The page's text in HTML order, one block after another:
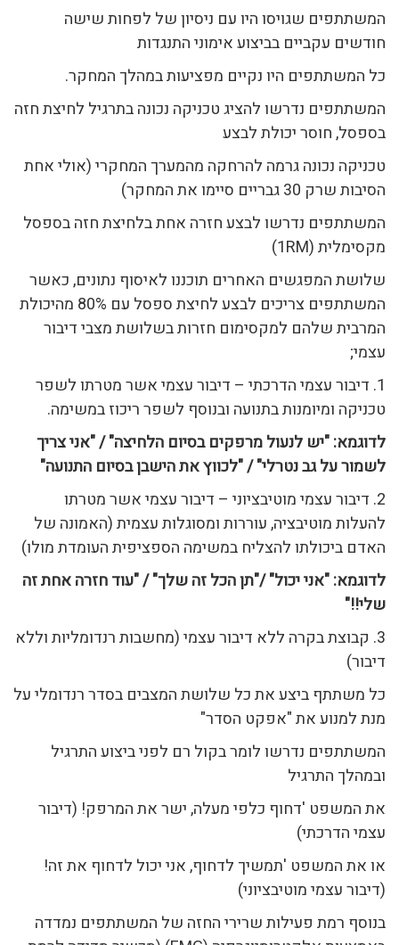
המשתתפים שגויסו היו עם ניסיון של לפחות שישה
חודשים עקביים בביצוע אימוני התנגדות
כל המשתתפים היו נקיים מפציעות במהלך המחקר.
המשתתפים נדרשו להציג טכניקה נכונה בתרגיל לחיצת חזה
בספסל, חוסר יכולת לבצע
טכניקה נכונה גרמה להרחקה מהמערך המחקרי (אולי אחת
הסיבות שרק 30 גבריים סיימו את המחקר)
המשתתפים נדרשו לבצע חזרה אחת בלחיצת חזה בספסל
מקסימלית (1RM)
שלושת המפגשים האחרים תוכננו לאיסוף נתונים, כאשר
המשתתפים צריכים לבצע לחיצת ספסל עם 80% מהיכולת
המרבית שלהם למקסימום חזרות בשלושת מצבי דיבור
עצמי;
1. דיבור עצמי הדרכתי – דיבור עצמי אשר מטרתו לשפר
טכניקה ומיומנות בתנועה ובנוסף לשפר ריכוז במשימה.
לדוגמא: "יש לנעול מרפקים בסיום הלחיצה" / "אני צריך
לשמור על גב נטרלי" / "לכווץ את הישבן בסיום התנועה"
2. דיבור עצמי מוטיבציוני – דיבור עצמי אשר מטרתו
להעלות מוטיבציה, עוררות ומסוגלות עצמית (האמונה של
האדם ביכולתו להצליח במשימה הספציפית העומדת מולו)
לדוגמא: "אני יכול" /"תן הכל זה שלך" / "עוד חזרה אחת זה
שלי!!"
3. קבוצת בקרה ללא דיבור עצמי (מחשבות רנדומליות וללא
דיבור)
כל משתתף ביצע את כל שלושת המצבים בסדר רנדומלי על
מנת למנוע את "אפקט הסדר"
המשתתפים נדרשו לומר בקול רם לפני ביצוע התרגיל
ובמהלך התרגיל
את המשפט 'דחוף כלפי מעלה, ישר את המרפק! (דיבור
עצמי הדרכתי)
או את המשפט 'תמשיך לדחוף, אני יכול לדחוף את זה!
(דיבור עצמי מוטיבציוני)
בנוסף רמת פעילות שרירי החזה של המשתתפים נמדדה